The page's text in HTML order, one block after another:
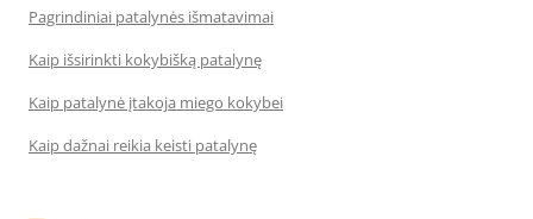
Pagrindiniai patalynės išmatavimai
Kaip išsirinkti kokybišką patalynę
Kaip patalynė įtakoja miego kokybei
Kaip dažnai reikia keisti patalynę